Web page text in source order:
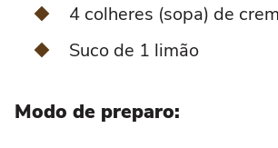
4 colheres (sopa) de
Suco de 1 limão
Modo de preparo: